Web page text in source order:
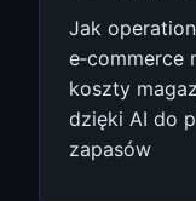
Jak
e‑commerce
koszty
dzięki AI do
zapasów